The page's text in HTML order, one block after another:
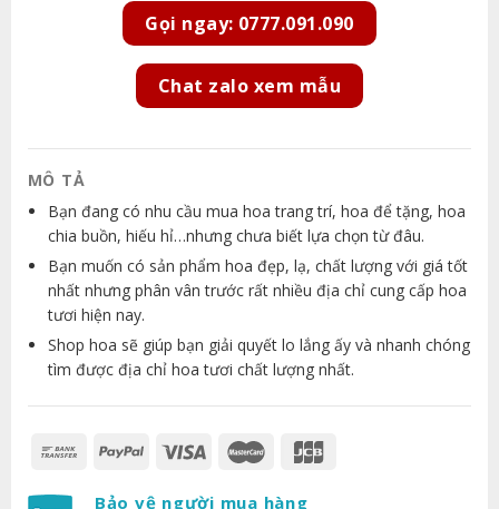
Gọi ngay: 0777.091.090
Chat zalo xem mẫu
MÔ TẢ
Bạn đang có nhu cầu mua hoa trang trí, hoa để tặng, hoa
chia buồn, hiếu hỉ…nhưng chưa biết lựa chọn từ đâu.
Bạn muốn có sản phẩm hoa đẹp, lạ, chất lượng với giá tốt
nhất nhưng phân vân trước rất nhiều địa chỉ cung cấp hoa
tươi hiện nay.
Shop hoa sẽ giúp bạn giải quyết lo lắng ấy và nhanh chóng
tìm được địa chỉ hoa tươi chất lượng nhất.
Bảo vệ người mua hàng